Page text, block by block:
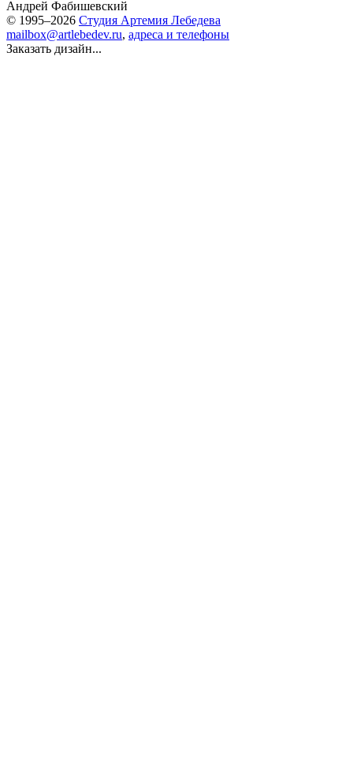
Андрей Фабишевский
© 1995–2026 Студия Артемия Лебедева
mailbox@artlebedev.ru, адреса и телефоны
Заказать дизайн...